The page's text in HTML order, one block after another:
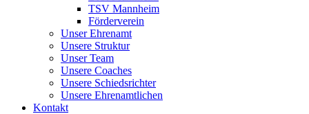
TSV Mannheim
Förderverein
Unser Ehrenamt
Unsere Struktur
Unser Team
Unsere Coaches
Unsere Schiedsrichter
Unsere Ehrenamtlichen
Kontakt